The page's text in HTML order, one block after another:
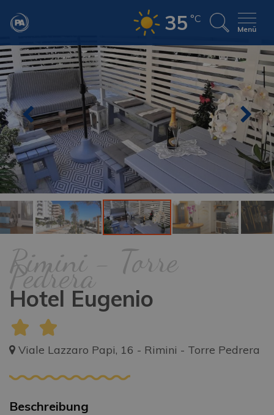
35 °C
Menü
Rimini - Torre
Pedrera
Hotel Eugenio
Viale Lazzaro Papi, 16 - Rimini - Torre Pedrera
Beschreibung